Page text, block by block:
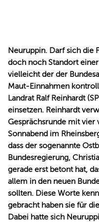
Neuruppin. Darf sich die
doch noch Standort
vielleicht der der
Maut-Einnahmen
Landrat Ralf Reinhardt
einsetzen. Reinhardt
Gesprächsrunde mit vier
Sonnabend im
dass der sogenannte
Bundesregierung,
gerade erst betont hat,
allem in den neuen
sollten. Diese Worte
gebracht haben sie für
Dabei hatte sich